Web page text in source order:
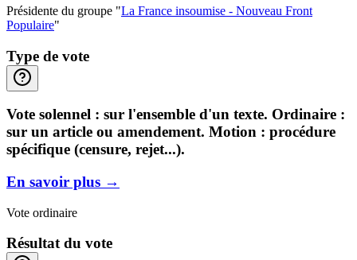
Présidente du groupe "La France insoumise - Nouveau Front
Populaire"
Type de vote
Vote solennel : sur l'ensemble d'un texte. Ordinaire :
sur un article ou amendement. Motion : procédure
spécifique (censure, rejet...).
En savoir plus →
Vote ordinaire
Résultat du vote